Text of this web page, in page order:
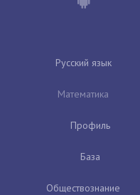
Русский язык
Математика
Профиль
База
Обществознание